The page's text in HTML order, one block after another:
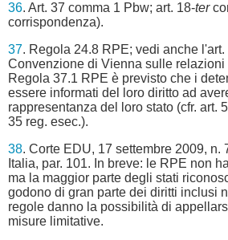
36. Art. 37 comma 1 Pbw; art. 18-ter
corrispondenza).
37. Regola 24.8 RPE; vedi anche
Convenzione di Vienna sulle
Regola 37.1 RPE è previsto che i
essere informati del loro diritto ad
rappresentanza del loro stato (cfr. art.
35 reg. esec.).
38. Corte EDU, 17 settembre 2009, n.
Italia, par. 101. In breve: le RPE non
ma la maggior parte degli stati
godono di gran parte dei diritti inclusi
regole danno la possibilità di
misure limitative.